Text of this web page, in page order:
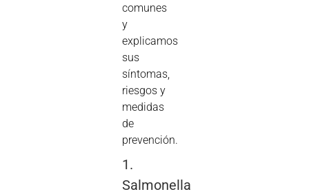
comunes
y
explicamos
sus
síntomas,
riesgos y
medidas
de
prevención.
1.
Salmonella